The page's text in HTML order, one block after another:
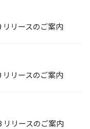
リリースのご案内
リリースのご案内
リリースのご案内